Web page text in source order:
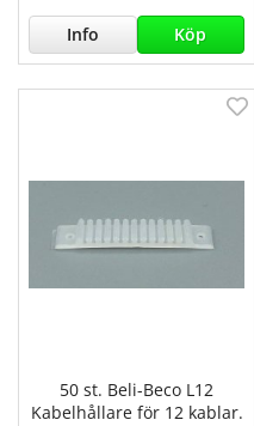
Info Köp
50 st. Beli-Beco L12
Kabelhållare för 12 kablar.